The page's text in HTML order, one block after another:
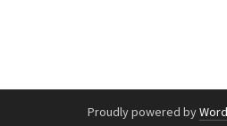
Proudly powered by